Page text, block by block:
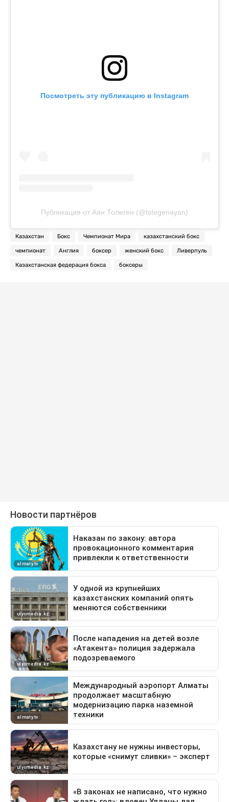
Посмотреть эту публикацию в Instagram
Публикация от Аян Толеген (@tolegenayan)
Казахстан Бокс Чемпионат Мира казахстанский бокс
чемпионат Англия боксер женский бокс Ливерпуль
Казахстанская федерация бокса боксеры